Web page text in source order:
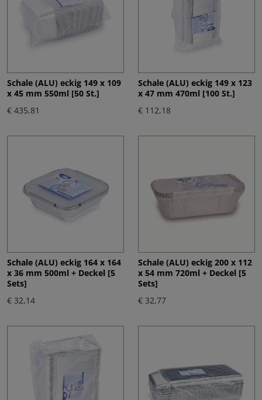
Schale (ALU) eckig 149 x 109
x 45 mm 550ml [50 St.]
€ 435,81
Schale (ALU) eckig 149 x 123
x 47 mm 470ml [100 St.]
€ 112,18
Schale (ALU) eckig 164 x 164
x 36 mm 500ml + Deckel [5
Sets]
€ 32,14
Schale (ALU) eckig 200 x 112
x 54 mm 720ml + Deckel [5
Sets]
€ 32,77